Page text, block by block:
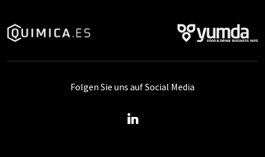
Folgen Sie uns auf Social Media